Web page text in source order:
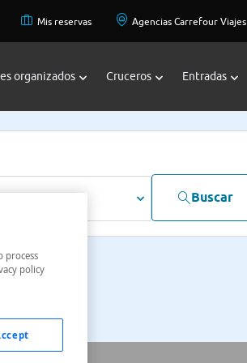
Mis reservas Agencias Carrefour Viajes
organizados Cruceros Entradas
Buscar
process
policy